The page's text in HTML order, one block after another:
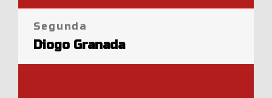
Segunda
Diogo Granada